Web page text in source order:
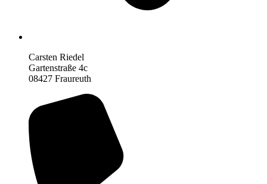
Carsten Riedel
Gartenstraße 4c
08427 Fraureuth